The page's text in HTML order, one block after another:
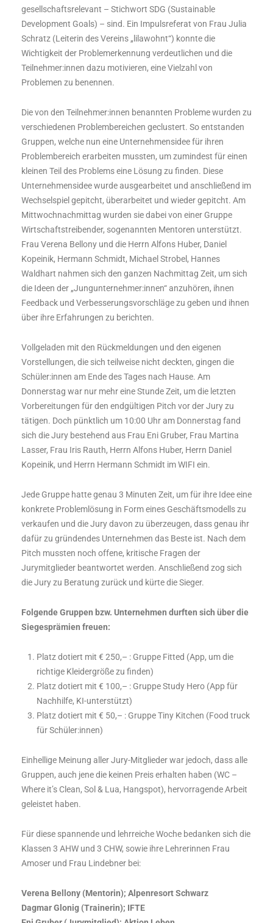
gesellschaftsrelevant – Stichwort SDG (Sustainable
Development Goals) – sind. Ein Impulsreferat von Frau Julia
Schratz (Leiterin des Vereins „lilawohnt“) konnte die
Wichtigkeit der Problemerkennung verdeutlichen und die
Teilnehmer:innen dazu motivieren, eine Vielzahl von
Problemen zu benennen.
Die von den Teilnehmer:innen benannten Probleme wurden zu
verschiedenen Problembereichen geclustert. So entstanden
Gruppen, welche nun eine Unternehmensidee für ihren
Problembereich erarbeiten mussten, um zumindest für einen
kleinen Teil des Problems eine Lösung zu finden. Diese
Unternehmensidee wurde ausgearbeitet und anschließend im
Wechselspiel gepitcht, überarbeitet und wieder gepitcht. Am
Mittwochnachmittag wurden sie dabei von einer Gruppe
Wirtschaftstreibender, sogenannten Mentoren unterstützt.
Frau Verena Bellony und die Herrn Alfons Huber, Daniel
Kopeinik, Hermann Schmidt, Michael Strobel, Hannes
Waldhart nahmen sich den ganzen Nachmittag Zeit, um sich
die Ideen der „Jungunternehmer:innen“ anzuhören, ihnen
Feedback und Verbesserungsvorschläge zu geben und ihnen
über ihre Erfahrungen zu berichten.
Vollgeladen mit den Rückmeldungen und den eigenen
Vorstellungen, die sich teilweise nicht deckten, gingen die
Schüler:innen am Ende des Tages nach Hause. Am
Donnerstag war nur mehr eine Stunde Zeit, um die letzten
Vorbereitungen für den endgültigen Pitch vor der Jury zu
tätigen. Doch pünktlich um 10:00 Uhr am Donnerstag fand
sich die Jury bestehend aus Frau Eni Gruber, Frau Martina
Lasser, Frau Iris Rauth, Herrn Alfons Huber, Herrn Daniel
Kopeinik, und Herrn Hermann Schmidt im WIFI ein.
Jede Gruppe hatte genau 3 Minuten Zeit, um für ihre Idee eine
konkrete Problemlösung in Form eines Geschäftsmodells zu
verkaufen und die Jury davon zu überzeugen, dass genau ihr
dafür zu gründendes Unternehmen das Beste ist. Nach dem
Pitch mussten noch offene, kritische Fragen der
Jurymitglieder beantwortet werden. Anschließend zog sich
die Jury zu Beratung zurück und kürte die Sieger.
Folgende Gruppen bzw. Unternehmen durften sich über die
Siegesprämien freuen:
Platz dotiert mit € 250,– : Gruppe Fitted (App, um die
richtige Kleidergröße zu finden)
Platz dotiert mit € 100,– : Gruppe Study Hero (App für
Nachhilfe, KI-unterstützt)
Platz dotiert mit € 50,– : Gruppe Tiny Kitchen (Food truck
für Schüler:innen)
Einhellige Meinung aller Jury-Mitglieder war jedoch, dass alle
Gruppen, auch jene die keinen Preis erhalten haben (WC –
Where it’s Clean, Sol & Lua, Hangspot), hervorragende Arbeit
geleistet haben.
Für diese spannende und lehrreiche Woche bedanken sich die
Klassen 3 AHW und 3 CHW, sowie ihre Lehrerinnen Frau
Amoser und Frau Lindebner bei:
Verena Bellony (Mentorin); Alpenresort Schwarz
Dagmar Glonig (Trainerin); IFTE